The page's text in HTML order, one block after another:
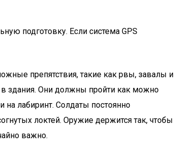
подготовку. Если система GPS
препятствия, такие как рвы, завалы и
здания. Они должны пройти как можно
лабиринт. Солдаты постоянно
локтей. Оружие держится так, чтобы
важно.